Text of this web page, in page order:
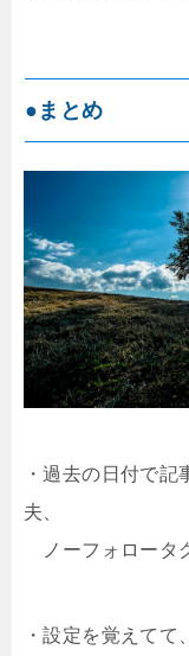
●まとめ
・過去の日付で
夫、
ノーフォロータ
・設定を覚えてて